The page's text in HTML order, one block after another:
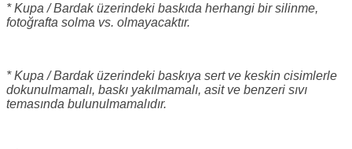
* Kupa / Bardak üzerindeki baskıda herhangi bir silinme,
fotoğrafta solma vs. olmayacaktır.
* Kupa / Bardak üzerindeki baskıya sert ve keskin cisimlerle
dokunulmamalı, baskı yakılmamalı, asit ve benzeri sıvı
temasında bulunulmamalıdır.